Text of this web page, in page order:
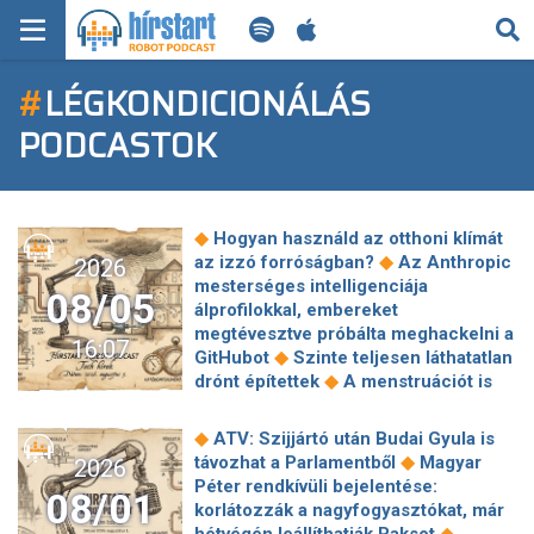
KERESÉS
KEZDŐLAP
FRISS HÍREK
FILM-ZENE-SZÓRAKOZÁS
PLAYLIST
MI AZ A ROBOT PODCAST?
#LÉGKONDICIONÁLÁS
PODCASTOK
2026
08/05
16:07
◆ Hogyan használd az otthoni klímát
az izzó forróságban? ◆ Az Anthropic
mesterséges intelligenciája
álprofilokkal, embereket
megtévesztve próbálta meghackelni a
GitHubot ◆ Szinte teljesen láthatatlan
drónt építettek ◆ A menstruációt is
megmutatja magát egy délvidéki régi
magyar erőd, a Dunából emelkedik ki
◆Soha nem látott mértékű járványt
okoz a Bundibugyo-ebolavírus, ami
ellen megkezdődött a Moderna
2026
08/01
◆ ATV: Szijjártó után Budai Gyula is
távozhat a Parlamentből ◆ Magyar
Péter rendkívüli bejelentése:
korlátozzák a nagyfogyasztókat, már